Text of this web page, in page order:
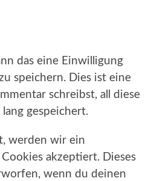
das eine Einwilligung
speichern. Dies ist eine
schreibst, all diese
gespeichert.
werden wir ein
akzeptiert. Dieses
wenn du deinen